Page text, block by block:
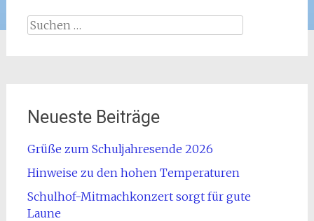
Suchen
nach:
Neueste Beiträge
Grüße zum Schuljahresende 2026
Hinweise zu den hohen Temperaturen
Schulhof-Mitmachkonzert sorgt für gute
Laune